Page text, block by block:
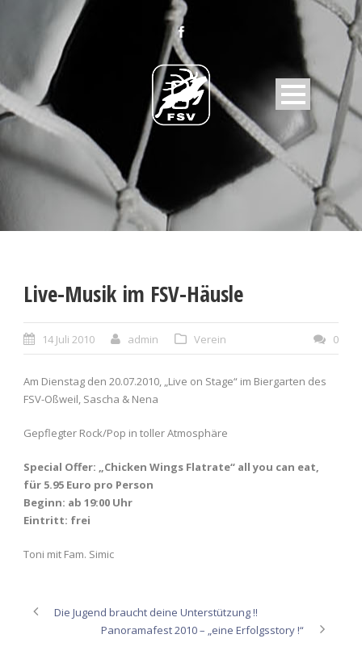
Live-Musik im FSV-Häusle
14 Juli 2010 admin Verein 0
Am Dienstag den 20.07.2010, „Live on Stage“ im Biergarten des
FSV-Oßweil, Sascha & Nena
Gepflegter Rock/Pop in toller Atmosphäre
Special Offer: „Chicken Wings Flatrate“ all you can eat,
für 5.95 Euro pro Person
Beginn: ab 19:00 Uhr
Eintritt: frei
Toni mit Fam. Simic
Die Jugend braucht deine Unterstützung !!
Panoramafest 2010 – „eine Erfolgsstory !“